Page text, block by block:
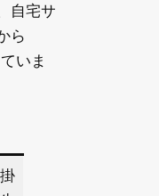
自宅サ
ら
いま